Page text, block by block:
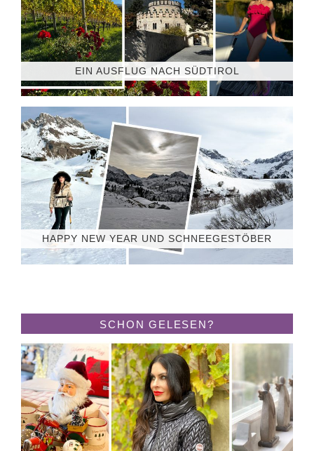
EIN AUSFLUG NACH SÜDTIROL
HAPPY NEW YEAR UND SCHNEEGESTÖBER
SCHON GELESEN?